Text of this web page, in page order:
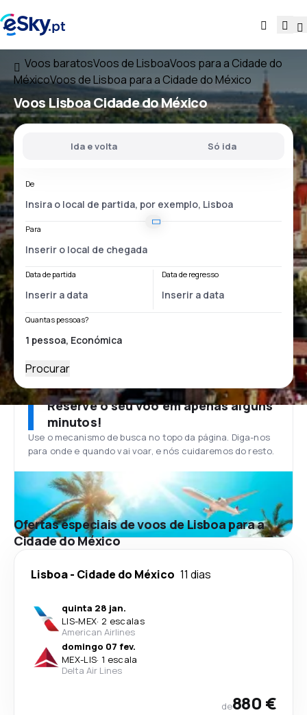
Voos baratosVoos de LisboaVoos para a Cidade do
MéxicoVoos de Lisboa para a Cidade do México
Voos Lisboa Cidade do México
Ida e volta Só ida
De
Para
Data de partida Data de regresso
Quantas pessoas?
Procurar
Reserve o seu voo em apenas alguns
minutos!
Use o mecanismo de busca no topo da página. Diga-nos
para onde e quando vai voar, e nós cuidaremos do resto.
Ofertas especiais de voos de Lisboa para a
Cidade do México
Lisboa- Cidade do México 11 dias
quinta 28 jan.
LIS-MEX· 2 escalas
American Airlines
domingo 07 fev.
MEX-LIS· 1 escala
Delta Air Lines
de880 €